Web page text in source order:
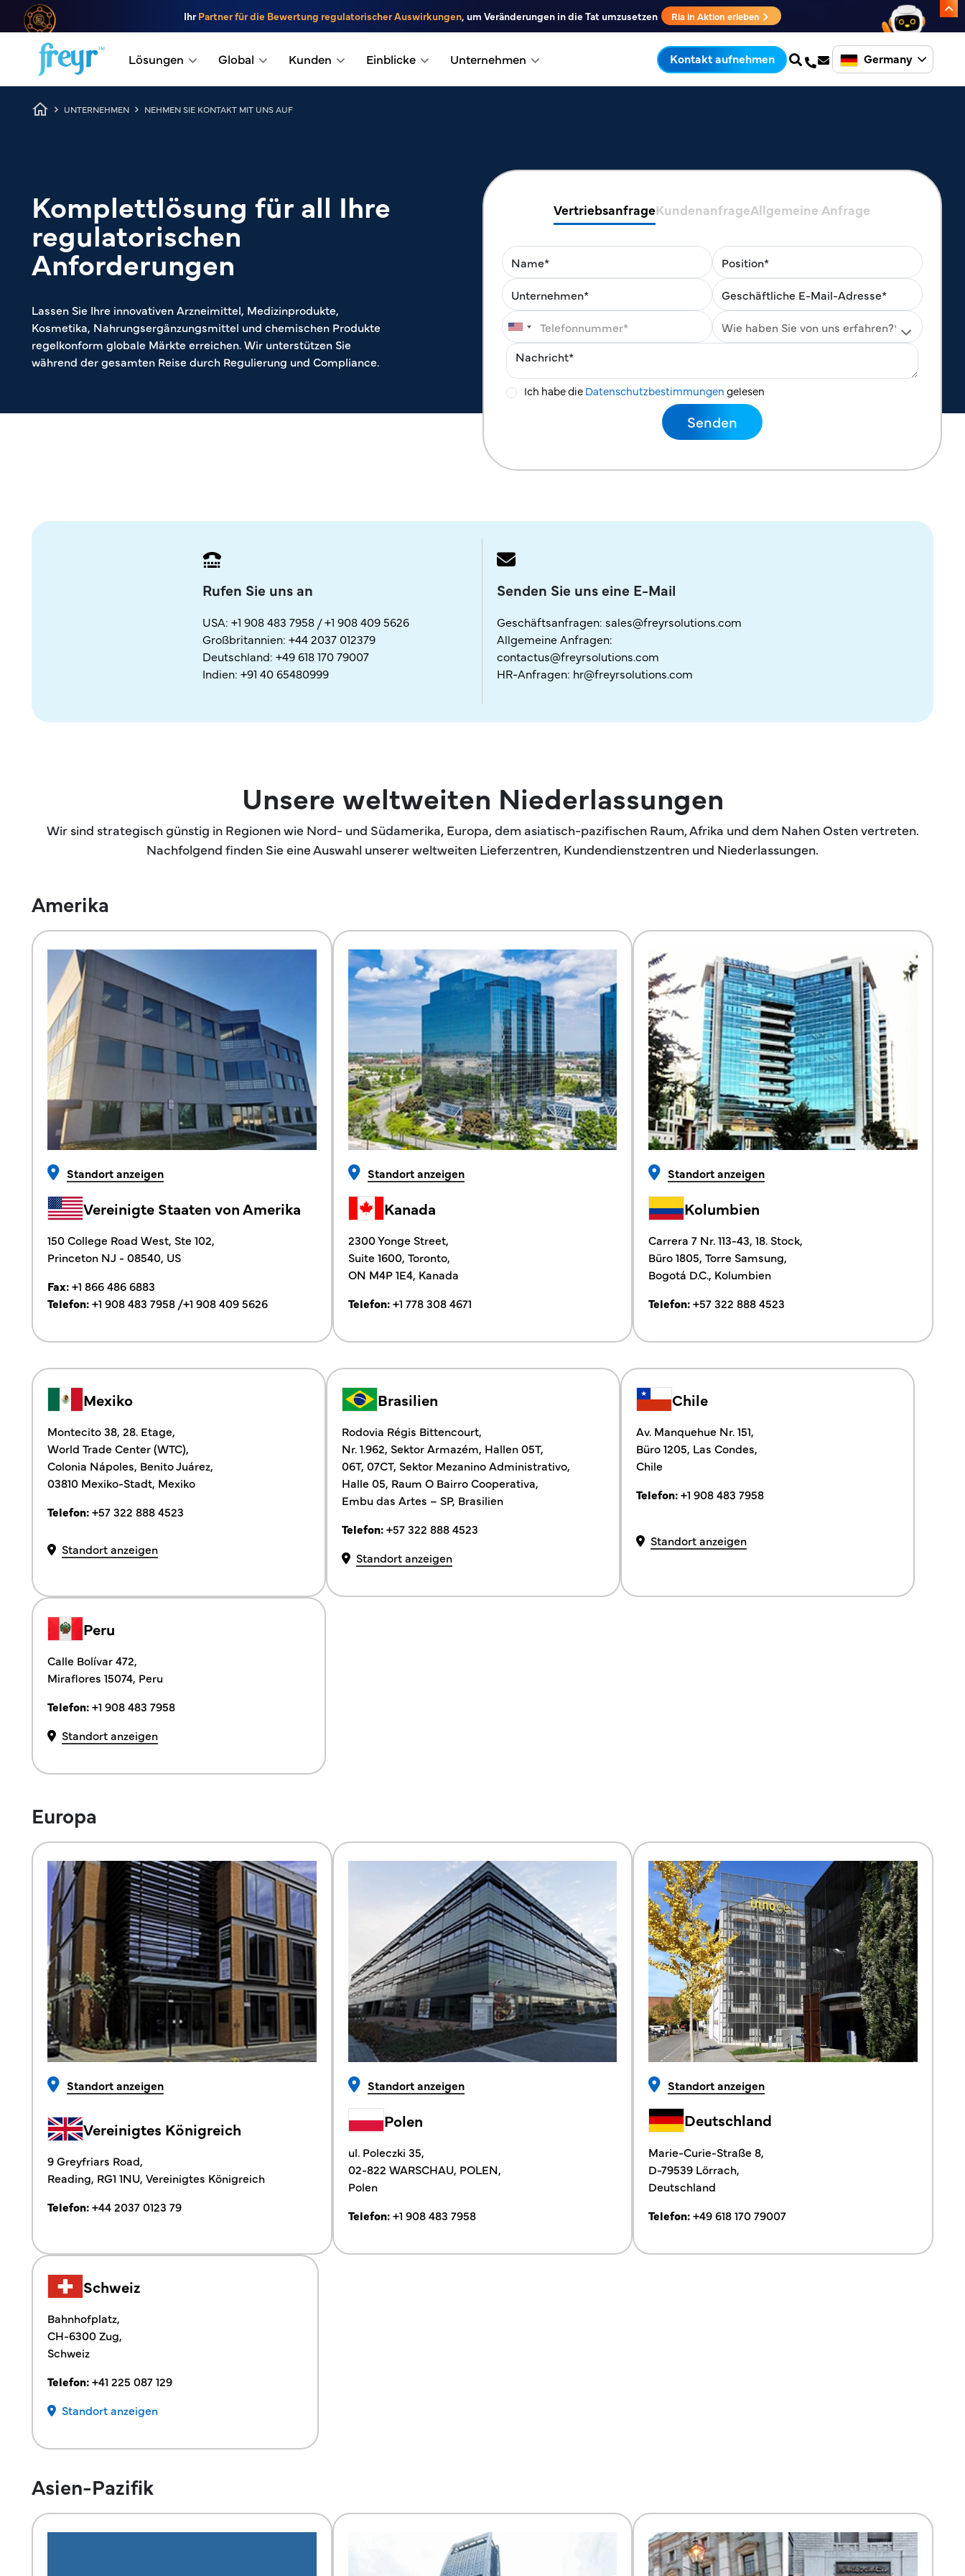
Zum Hauptinhalt springen IhrPartner für die Bewertung regulatorischer Auswirkungen, um Veränderungen in die Tat umzusetzen Ria in Aktion erleben
Lösungen Global Kunden Einblicke Unternehmen Kontakt aufnehmen Germany
Breadcrumb
UNTERNEHMEN NEHMEN SIE KONTAKT MIT UNS AUF
Komplettlösung für all Ihre
regulatorischen
Anforderungen
Lassen Sie Ihre innovativen Arzneimittel, Medizinprodukte,
Kosmetika, Nahrungsergänzungsmittel und chemischen Produkte
regelkonform globale Märkte erreichen. Wir unterstützen Sie
während der gesamten Reise durch Regulierung und Compliance.
VertriebsanfrageKundenanfrageAllgemeine Anfrage
Ich habe dieDatenschutzbestimmungengelesen
Rufen Sie uns an
USA: +1 908 483 7958 /+1 908 409 5626
Großbritannien: +44 2037 012379
Deutschland: +49 618 170 79007
Indien: +91 40 65480999
Senden Sie uns eine E-Mail
Geschäftsanfragen: sales@freyrsolutions.com
Allgemeine Anfragen:
contactus@freyrsolutions.com
HR-Anfragen: hr@freyrsolutions.com
Unsere weltweiten Niederlassungen
Wir sind strategisch günstig in Regionen wie Nord- und Südamerika, Europa, dem asiatisch-pazifischen Raum, Afrika und dem Nahen Osten vertreten.
Nachfolgend finden Sie eine Auswahl unserer weltweiten Lieferzentren, Kundendienstzentren und Niederlassungen.
Amerika
Standort anzeigen
Vereinigte Staaten von Amerika
150 College Road West, Ste 102,
Princeton NJ - 08540, US
Fax:+1 866 486 6883
Telefon:+1 908 483 7958/+1 908 409 5626
Standort anzeigen
Kanada
2300 Yonge Street,
Suite 1600, Toronto,
ON M4P 1E4, Kanada
Telefon:+1 778 308 4671
Standort anzeigen
Kolumbien
Carrera 7 Nr. 113-43, 18. Stock,
Büro 1805, Torre Samsung,
Bogotá D.C., Kolumbien
Telefon:+57 322 888 4523
Mexiko
Montecito 38, 28. Etage,
World Trade Center (WTC),
Colonia Nápoles, Benito Juárez,
03810 Mexiko-Stadt, Mexiko
Telefon:+57 322 888 4523
Standort anzeigen
Brasilien
Rodovia Régis Bittencourt,
Nr. 1.962, Sektor Armazém, Hallen 05T,
06T, 07CT, Sektor Mezanino Administrativo,
Halle 05, Raum O Bairro Cooperativa,
Embu das Artes – SP, Brasilien
Telefon:+57 322 888 4523
Standort anzeigen
Chile
Av. Manquehue Nr. 151,
Büro 1205, Las Condes,
Chile
Telefon:+1 908 483 7958
Standort anzeigen
Peru
Calle Bolívar 472,
Miraflores 15074, Peru
Telefon:+1 908 483 7958
Standort anzeigen
Europa
Standort anzeigen
Vereinigtes Königreich
9 Greyfriars Road,
Reading, RG1 1NU, Vereinigtes Königreich
Telefon:+44 2037 0123 79
Standort anzeigen
Polen
ul. Poleczki 35,
02-822 WARSCHAU, POLEN,
Polen
Telefon:+1 908 483 7958
Standort anzeigen
Deutschland
Marie-Curie-Straße 8,
D-79539 Lörrach,
Deutschland
Telefon:+49 618 170 79007
Schweiz
Bahnhofplatz,
CH-6300 Zug,
Schweiz
Telefon:+41 225 087 129
Standort anzeigen
Asien-Pazifik